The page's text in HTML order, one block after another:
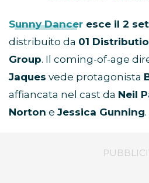
Sunny Dancer esce il 2
distribuito da 01
Group. Il coming-of-age
Jaques vede protagonista
affiancata nel cast da Neil
Norton e Jessica Gunning.